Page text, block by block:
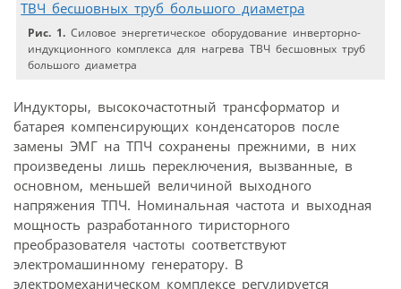
Рис. 1. Силовое энергетическое оборудование инверторно-
индукционного комплекса для нагрева ТВЧ бесшовных труб
большого диаметра
Индукторы, высокочастотный трансформатор и
батарея компенсирующих конденсаторов после
замены ЭМГ на ТПЧ сохранены прежними, в них
произведены лишь переключения, вызванные, в
основном, меньшей величиной выходного
напряжения ТПЧ. Номинальная частота и выходная
мощность разработанного тиристорного
преобразователя частоты соответствуют
электромашинному генератору. В
электромеханическом комплексе регулируется